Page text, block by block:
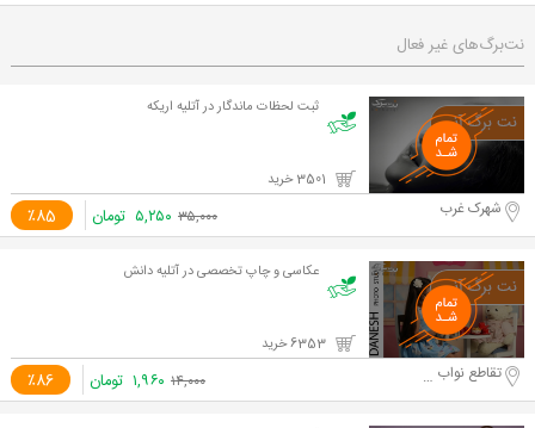
نت‌برگ‌های غیر فعال
ثبت لحظات ماندگار در آتلیه اریکه
٪85 شهرک غرب ۳۵,۰۰۰ ۵,۲۵۰ تومان
عکاسی و چاپ تخصصی در آتلیه دانش
٪86 تقاطع نواب و آزادی ۱۴,۰۰۰ ۱,۹۶۰ تومان